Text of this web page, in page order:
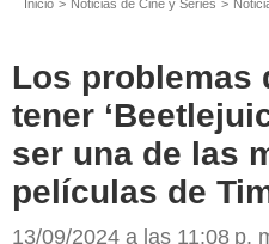
Inicio Noticias de Cine y Series
Los problemas
tener
ser una de las
películas de
13/09/2024 a las 11:08 p.
Warner